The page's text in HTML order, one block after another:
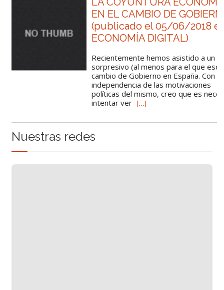
EN EL CAMBIO DE
(publicado el 05/06/2018
ECONOMÍA DIGITAL)
Recientemente hemos asistido a un
sorpresivo (al menos para el que
cambio de Gobierno en España. Con
independencia de las motivaciones
políticas del mismo, creo que es
intentar ver
[...]
Nuestras redes